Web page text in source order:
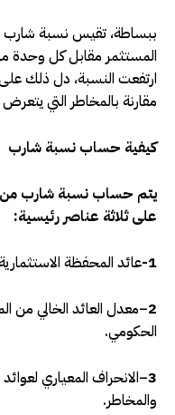
ببساطة، تقيس نسبة شارب
المستثمر مقابل كل وحدة
ارتفعت النسبة، دل ذلك
مقارنة بالمخاطر التي يتعرض
كيفية حساب نسبة شارب
يتم حساب نسبة شارب من
على ثلاثة عناصر رئيسية:
1- عائد المحفظة
2
–معدل العائد الخالي من
الحكومي.
3
–الانحراف المعياري
والمخاطر.